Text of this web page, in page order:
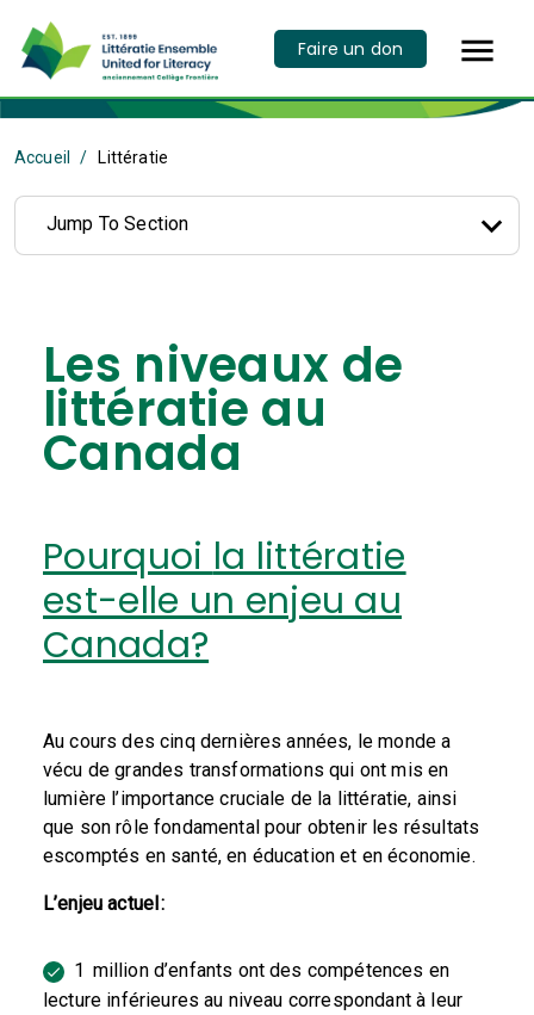
Faire un don 
Accueil Littératie
Jump To Section
Les niveaux de
littératie au
Canada
Pourquoi la littératie
est-elle un enjeu au
Canada?
Au cours des cinq dernières années, le monde a
vécu de grandes transformations qui ont mis en
lumière l’importance cruciale de la littératie, ainsi
que son rôle fondamental pour obtenir les résultats
escomptés en santé, en éducation et en économie.
L’enjeu actuel :
1 million d’enfants ont des compétences en
lecture inférieures au niveau correspondant à leur